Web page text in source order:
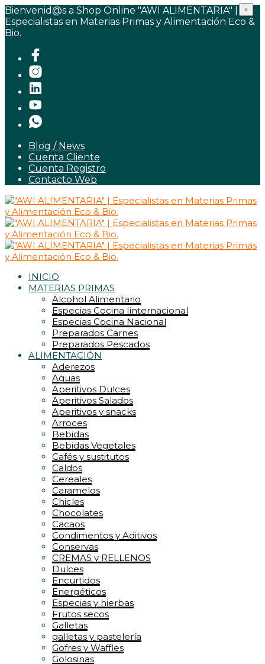
Bienvenid@s a Shop Online "AWI ALIMENTARIA" |
Especialistas en Materias Primas y Alimentación Eco &
Bio.
Blog / News
Cuenta Cliente
Cuenta Registro
Contacto Web
INICIO
MATERIAS PRIMAS
Alcohol Alimentario
Especias Cocina Iinternacional
Especias Cocina Nacional
Preparados Carnes
Preparados Pescados
ALIMENTACIÓN
Aderezos
Aguas
Aperitivos Dulces
Aperitivos Salados
Aperitivos y snacks
Arroces
Bebidas
Bebidas Vegetales
Cafés y sustitutos
Caldos
Cereales
Caramelos
Chicles
Chocolates
Cacaos
Condimentos y Aditivos
Conservas
CREMAS y RELLENOS
Dulces
Encurtidos
Energéticos
Especias y hierbas
Frutos secos
Galletas
galletas y pastelería
Gofres y Waffles
Golosinas
×